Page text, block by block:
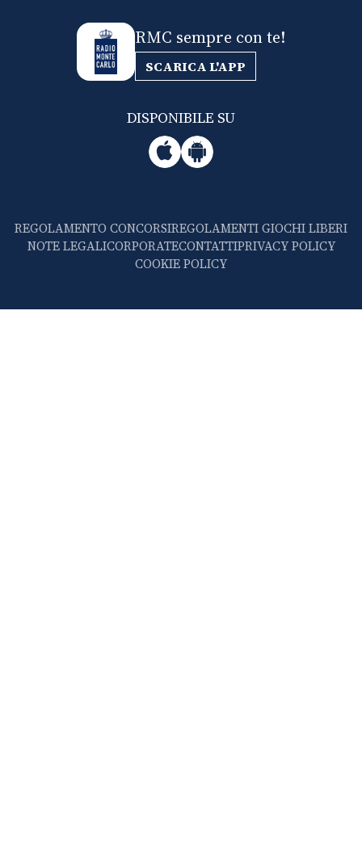
RMC sempre con te!
SCARICA L'APP
DISPONIBILE SU
REGOLAMENTO CONCORSIREGOLAMENTI GIOCHI LIBERI
NOTE LEGALICORPORATECONTATTIPRIVACY POLICY
COOKIE POLICY